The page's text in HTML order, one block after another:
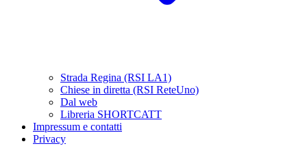
Strada Regina (RSI LA1)
Chiese in diretta (RSI ReteUno)
Dal web
Libreria SHORTCATT
Impressum e contatti
Privacy